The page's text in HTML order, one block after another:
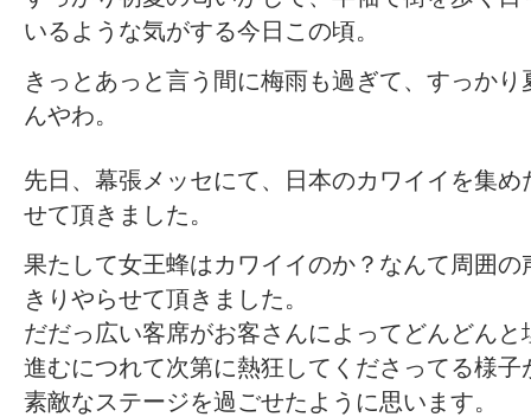
いるような気がする今日この頃。
きっとあっと言う間に梅雨も過ぎて、すっか
んやわ。
先日、幕張メッセにて、日本のカワイイを集め
せて頂きました。
果たして女王蜂はカワイイのか？なんて周囲の
きりやらせて頂きました。
だだっ広い客席がお客さんによってどんどんと
進むにつれて次第に熱狂してくださってる様子
素敵なステージを過ごせたように思います。